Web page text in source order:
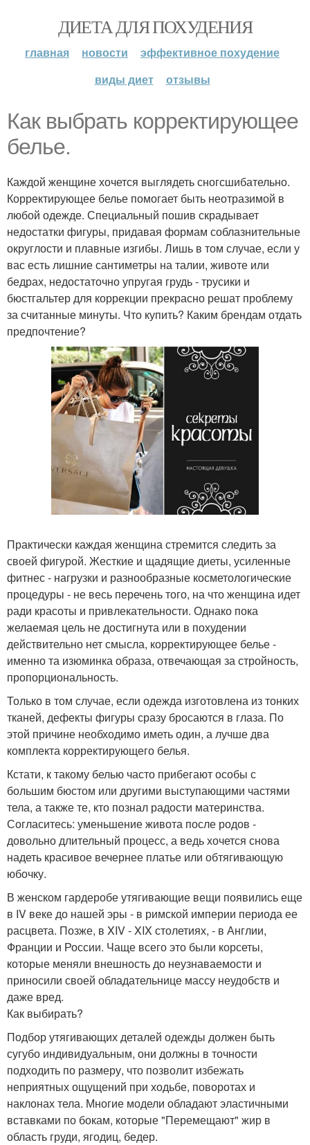
ДИЕТА ДЛЯ ПОХУДЕНИЯ
главная новости
эффективное похудение
виды диет
отзывы
Как выбрать корректирующее
белье.
Каждой женщине хочется выглядеть сногсшибательно.
Корректирующее белье помогает быть неотразимой в
любой одежде. Специальный пошив скрадывает
недостатки фигуры, придавая формам соблазнительные
округлости и плавные изгибы. Лишь в том случае, если у
вас есть лишние сантиметры на талии, животе или
бедрах, недостаточно упругая грудь - трусики и
бюстгальтер для коррекции прекрасно решат проблему
за считанные минуты. Что купить? Каким брендам отдать
предпочтение?
Практически каждая женщина стремится следить за
своей фигурой. Жесткие и щадящие диеты, усиленные
фитнес - нагрузки и разнообразные косметологические
процедуры - не весь перечень того, на что женщина идет
ради красоты и привлекательности. Однако пока
желаемая цель не достигнута или в похудении
действительно нет смысла, корректирующее белье -
именно та изюминка образа, отвечающая за стройность,
пропорциональность.
Только в том случае, если одежда изготовлена из тонких
тканей, дефекты фигуры сразу бросаются в глаза. По
этой причине необходимо иметь один, а лучше два
комплекта корректирующего белья.
Кстати, к такому белью часто прибегают особы с
большим бюстом или другими выступающими частями
тела, а также те, кто познал радости материнства.
Согласитесь: уменьшение живота после родов -
довольно длительный процесс, а ведь хочется снова
надеть красивое вечернее платье или обтягивающую
юбочку.
В женском гардеробе утягивающие вещи появились еще
в IV веке до нашей эры - в римской империи периода ее
расцвета. Позже, в XIV - XIX столетиях, - в Англии,
Франции и России. Чаще всего это были корсеты,
которые меняли внешность до неузнаваемости и
приносили своей обладательнице массу неудобств и
даже вред.
Как выбирать?
Подбор утягивающих деталей одежды должен быть
сугубо индивидуальным, они должны в точности
подходить по размеру, что позволит избежать
неприятных ощущений при ходьбе, поворотах и
наклонах тела. Многие модели обладают эластичными
вставками по бокам, которые "Перемещают" жир в
область груди, ягодиц, бедер.